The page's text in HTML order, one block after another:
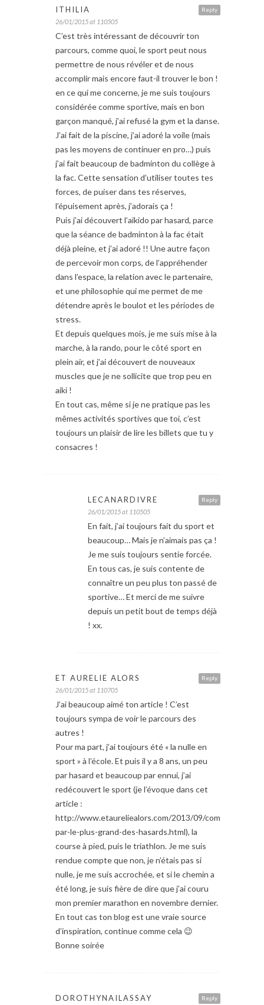
Reply
ITHILIA
26/01/2015 at 110505
C’est très intéressant de découvrir ton
parcours, comme quoi, le sport peut nous
permettre de nous révéler et de nous
accomplir mais encore faut-il trouver le bon !
en ce qui me concerne, je me suis toujours
considérée comme sportive, mais en bon
garçon manqué, j’ai refusé la gym et la danse.
J’ai fait de la piscine, j’ai adoré la voile (mais
pas les moyens de continuer en pro…) puis
j’ai fait beaucoup de badminton du collège à
la fac. Cette sensation d’utiliser toutes tes
forces, de puiser dans tes réserves,
l’épuisement après, j’adorais ça !
Puis j’ai découvert l’aikido par hasard, parce
que la séance de badminton à la fac était
déjà pleine, et j’ai adoré !! Une autre façon
de percevoir mon corps, de l’appréhender
dans l’espace, la relation avec le partenaire,
et une philosophie qui me permet de me
détendre après le boulot et les périodes de
stress.
Et depuis quelques mois, je me suis mise à la
marche, à la rando, pour le côté sport en
plein air, et j’ai découvert de nouveaux
muscles que je ne sollicite que trop peu en
aiki !
En tout cas, même si je ne pratique pas les
mêmes activités sportives que toi, c’est
toujours un plaisir de lire les billets que tu y
consacres !
Reply
LECANARDIVRE
26/01/2015 at 110505
En fait, j’ai toujours fait du sport et
beaucoup… Mais je n’aimais pas ça !
Je me suis toujours sentie forcée.
En tous cas, je suis contente de
connaître un peu plus ton passé de
sportive… Et merci de me suivre
depuis un petit bout de temps déjà
! xx.
Reply
ET AURELIE ALORS
26/01/2015 at 110705
J’ai beaucoup aimé ton article ! C’est
toujours sympa de voir le parcours des
autres !
Pour ma part, j’ai toujours été « la nulle en
sport » à l’école. Et puis il y a 8 ans, un peu
par hasard et beaucoup par ennui, j’ai
redécouvert le sport (je l’évoque dans cet
article :
http://www.etaureliealors.com/2013/09/comment-
par-le-plus-grand-des-hasards.html), la
course à pied, puis le triathlon. Je me suis
rendue compte que non, je n’étais pas si
nulle, je me suis accrochée, et si le chemin a
été long, je suis fière de dire que j’ai couru
mon premier marathon en novembre dernier.
En tout cas ton blog est une vraie source
d’inspiration, continue comme cela 😉
Bonne soirée
Reply
DOROTHYNAILASSAY